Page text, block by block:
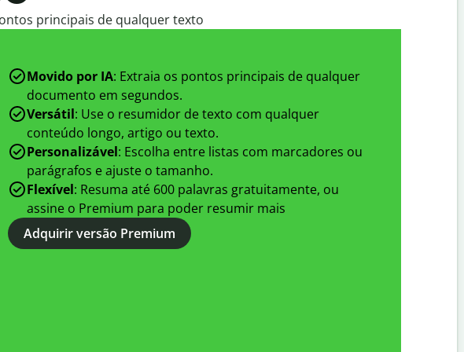
principais de qualquer texto
Movido por IA: Extraia os pontos principais de qualquer
documento em segundos.
Versátil: Use o resumidor de texto com qualquer
conteúdo longo, artigo ou texto.
Personalizável: Escolha entre listas com marcadores ou
parágrafos e ajuste o tamanho.
Flexível: Resuma até 600 palavras gratuitamente, ou
assine o Premium para poder resumir mais
Adquirir versão Premium